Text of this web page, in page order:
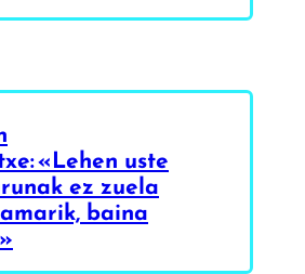
«Lehen uste
ez zuela
baina